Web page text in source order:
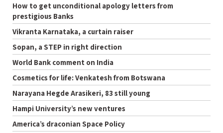
How to get unconditional apology letters from
prestigious Banks
Vikranta Karnataka, a curtain raiser
Sopan, a STEP in right direction
World Bank comment on India
Cosmetics for life: Venkatesh from Botswana
Narayana Hegde Arasikeri, 83 still young
Hampi University’s new ventures
America’s draconian Space Policy